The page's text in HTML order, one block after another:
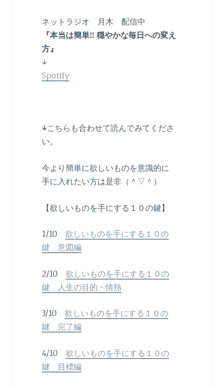
ネットラジオ 月木 配信中
『本当は簡単‼︎ 穏やかな毎日への変え
方』
↓
Spotify
↓こちらも合わせて読んでみてくださ
い。
今より簡単に欲しいものを意識的に
手に入れたい方は是非（＾▽＾）
【欲しいものを手にする１０の鍵】
1/10 欲しいものを手にする１０の
鍵 意図編
2/10 欲しいものを手にする１０の
鍵 人生の目的・情熱
3/10 欲しいものを手にする１０の
鍵 完了編
4/10 欲しいものを手にする１０の
鍵 目標編